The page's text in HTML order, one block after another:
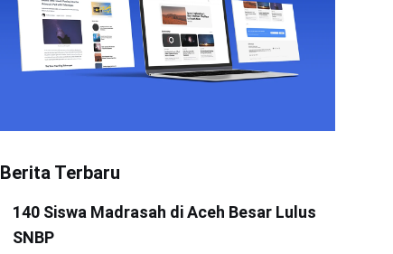
Berita Terbaru
140 Siswa Madrasah di Aceh Besar Lulus
SNBP